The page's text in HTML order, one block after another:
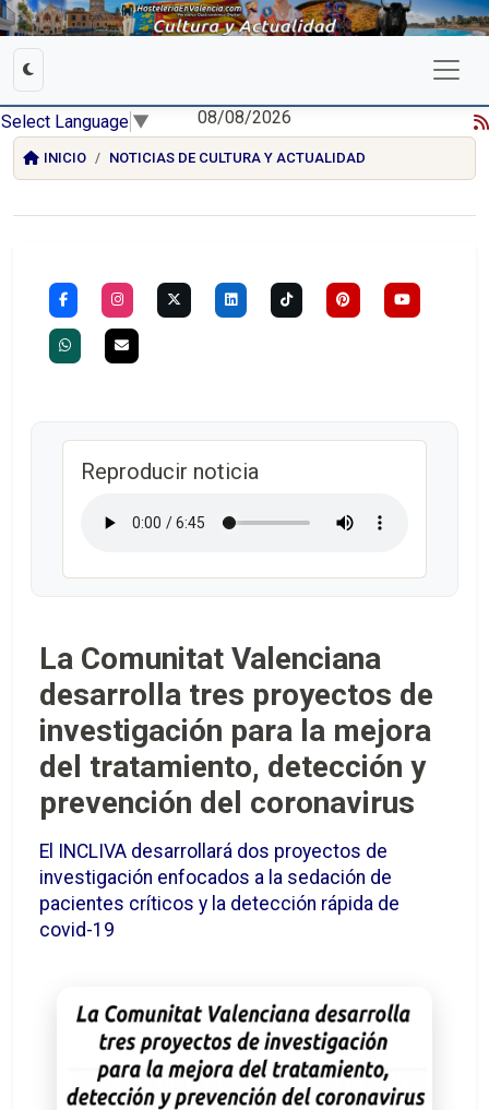
Select Language ▼ 08/08/2026
INICIO NOTICIAS DE CULTURA Y ACTUALIDAD
Reproducir noticia
La Comunitat Valenciana
desarrolla tres proyectos de
investigación para la mejora
del tratamiento, detección y
prevención del coronavirus
El INCLIVA desarrollará dos proyectos de
investigación enfocados a la sedación de
pacientes críticos y la detección rápida de
covid-19